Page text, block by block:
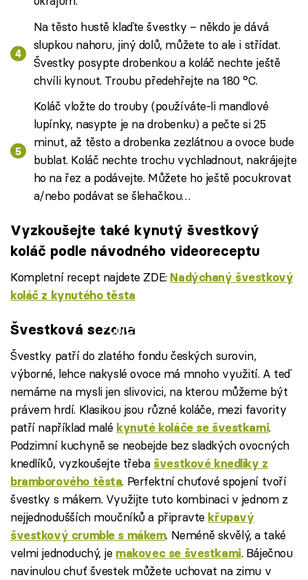
Na těsto hustě klaďte švestky – někdo je dává
slupkou nahoru, jiný dolů, můžete to ale i střídat.
Švestky posypte drobenkou a koláč nechte ještě
chvíli kynout. Troubu předehřejte na 180 °C.
Koláč vložte do trouby (používáte-li mandlové
lupínky, nasypte je na drobenku) a pečte si 25
minut, až těsto a drobenka zezlátnou a ovoce bude
bublat. Koláč nechte trochu vychladnout, nakrájejte
ho na řez a podávejte. Můžete ho ještě pocukrovat
a/nebo podávat se šlehačkou…
Vyzkoušejte také kynutý švestkový
koláč podle návodného videoreceptu
Kompletní recept najdete ZDE: Nadýchaný švestkový
koláč z kynutého těsta
Failed to fetch
Švestková sezona
Švestky patří do zlatého fondu českých surovin,
výborné, lehce nakyslé ovoce má mnoho využití. A teď
nemáme na mysli jen slivovici, na kterou můžeme být
právem hrdí. Klasikou jsou různé koláče, mezi favority
patří například malé kynuté koláče se švestkami.
Podzimní kuchyně se neobejde bez sladkých ovocných
knedlíků, vyzkoušejte třeba švestkové knedlíky z
bramborového těsta. Perfektní chuťové spojení tvoří
švestky s mákem. Využijte tuto kombinaci v jednom z
nejjednodušších moučníků a připravte křupavý
švestkový crumble s mákem. Neméně skvělý, a také
velmi jednoduchý, je makovec se švestkami. Báječnou
navinulou chuť švestek můžete uchovat na zimu v